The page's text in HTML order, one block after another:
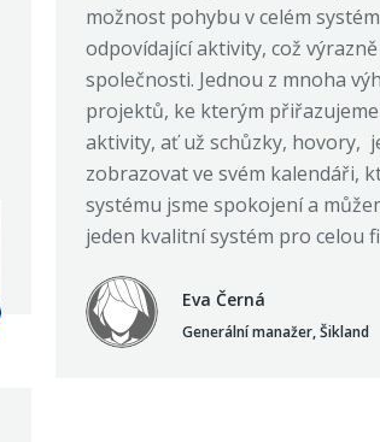
možnost pohybu v celém
odpovídající aktivity, což
společnosti. Jednou z mnoha
projektů, ke kterým
aktivity, ať už schůzky, hovory,
zobrazovat ve svém kalendáři,
systému jsme spokojení a
jeden kvalitní systém pro celou
Eva Černá
Generální manažer, Šikland